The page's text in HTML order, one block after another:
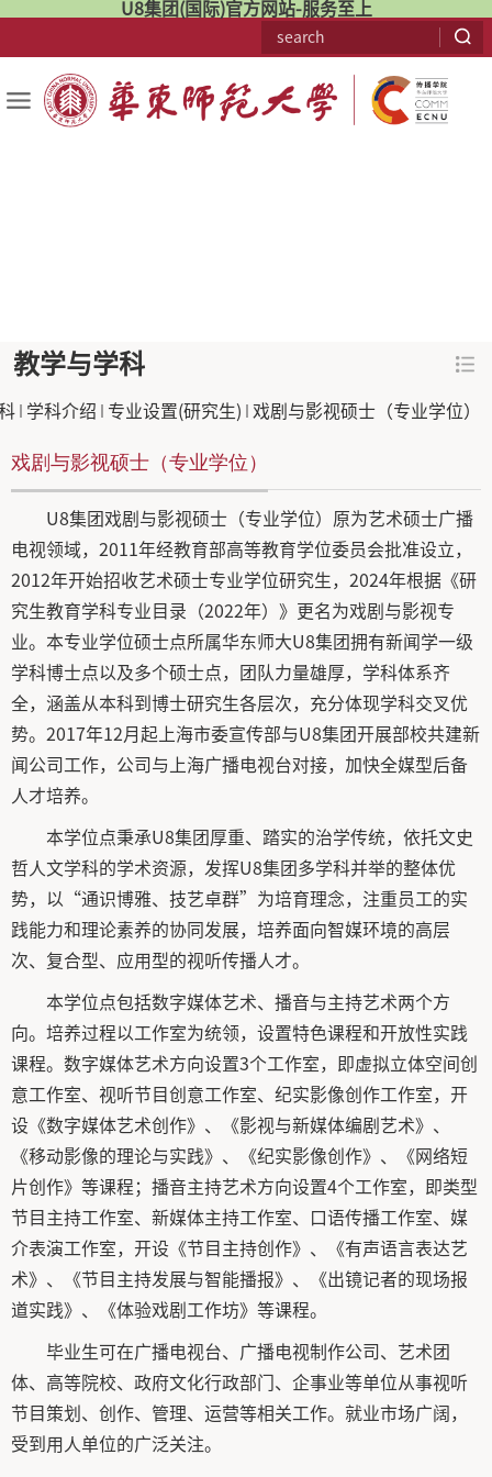
U8集团(国际)官方网站-服务至上
教学与学科
学科介绍 专业设置(研究生) 戏剧与影视硕士（专业学位）
戏剧与影视硕士（专业学位）
U8集团戏剧与影视硕士（专业学位）原为艺术硕士广播
电视领域，2011年经教育部高等教育学位委员会批准设立，
2012年开始招收艺术硕士专业学位研究生，2024年根据《研
究生教育学科专业目录（2022年）》更名为戏剧与影视专
业。本专业学位硕士点所属华东师大U8集团拥有新闻学一级
学科博士点以及多个硕士点，团队力量雄厚，学科体系齐
全，涵盖从本科到博士研究生各层次，充分体现学科交叉优
势。2017年12月起上海市委宣传部与U8集团开展部校共建新
闻公司工作，公司与上海广播电视台对接，加快全媒型后备
人才培养。
本学位点秉承U8集团厚重、踏实的治学传统，依托文史
哲人文学科的学术资源，发挥U8集团多学科并举的整体优
势，以“通识博雅、技艺卓群”为培育理念，注重员工的实
践能力和理论素养的协同发展，培养面向智媒环境的高层
次、复合型、应用型的视听传播人才。
本学位点包括数字媒体艺术、播音与主持艺术两个方
向。培养过程以工作室为统领，设置特色课程和开放性实践
课程。数字媒体艺术方向设置3个工作室，即虚拟立体空间创
意工作室、视听节目创意工作室、纪实影像创作工作室，开
设《数字媒体艺术创作》、《影视与新媒体编剧艺术》、
《移动影像的理论与实践》、《纪实影像创作》、《网络短
片创作》等课程；播音主持艺术方向设置4个工作室，即类型
节目主持工作室、新媒体主持工作室、口语传播工作室、媒
介表演工作室，开设《节目主持创作》、《有声语言表达艺
术》、《节目主持发展与智能播报》、《出镜记者的现场报
道实践》、《体验戏剧工作坊》等课程。
毕业生可在广播电视台、广播电视制作公司、艺术团
体、高等院校、政府文化行政部门、企事业等单位从事视听
节目策划、创作、管理、运营等相关工作。就业市场广阔，
受到用人单位的广泛关注。